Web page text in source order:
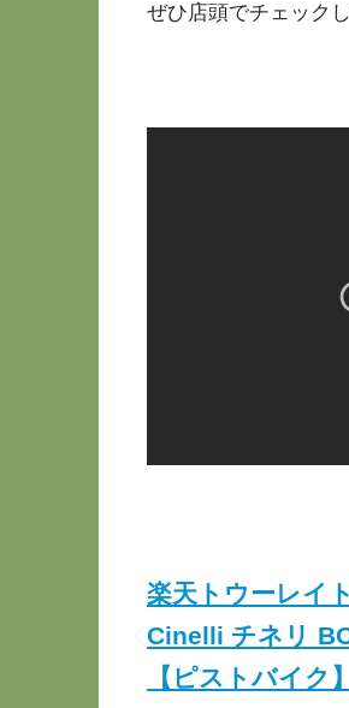
ぜひ店頭でチェック
楽天トウーレイ
Cinelli チネリ
【ピストバイク